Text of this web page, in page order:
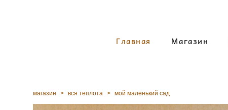
Главная Магазин
магазин > вся теплота > мой маленький сад